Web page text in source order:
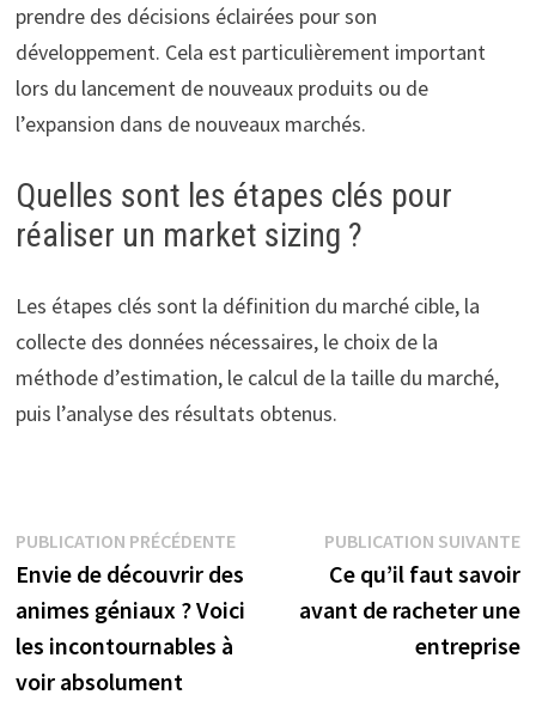
prendre des décisions éclairées pour son
développement. Cela est particulièrement important
lors du lancement de nouveaux produits ou de
l’expansion dans de nouveaux marchés.
Quelles sont les étapes clés pour
réaliser un market sizing ?
Les étapes clés sont la définition du marché cible, la
collecte des données nécessaires, le choix de la
méthode d’estimation, le calcul de la taille du marché,
puis l’analyse des résultats obtenus.
Navigation
de
l’article
PUBLICATION PRÉCÉDENTEPublication
précédente :
Envie de découvrir des
animes géniaux ? Voici
les incontournables à
voir absolument
PUBLICATION SUIVANTE
Ce qu’il faut savoir
avant de racheter une
entreprise